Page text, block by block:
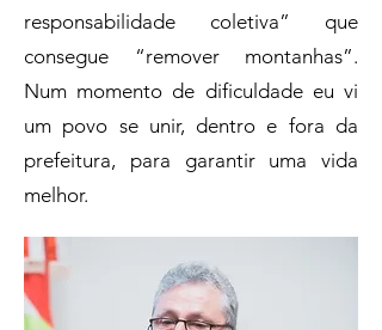
responsabilidade coletiva” que
consegue “remover montanhas”.
Num momento de dificuldade eu vi
um povo se unir, dentro e fora da
prefeitura, para garantir uma vida
melhor.